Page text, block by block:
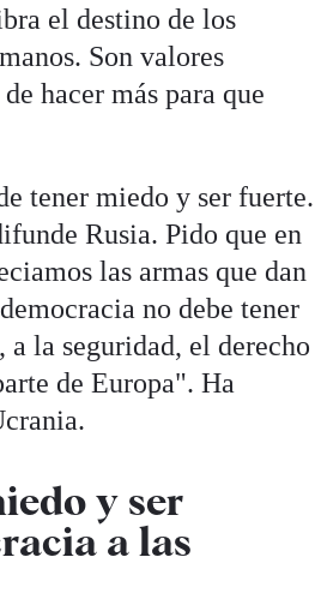
el destino de los
Son valores
hacer más para que
tener miedo y ser fuerte.
Rusia. Pido que en
las armas que dan
no debe tener
la seguridad, el derecho
de Europa". Ha
y ser
a las